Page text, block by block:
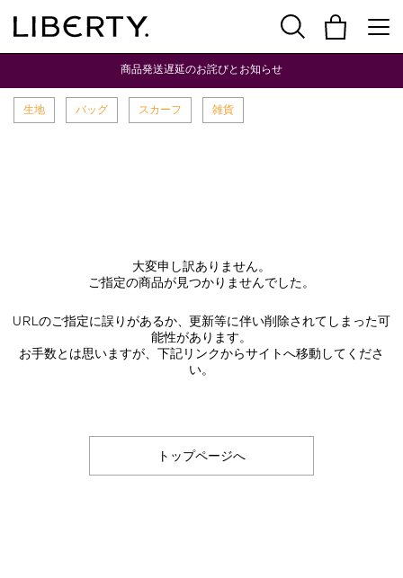
商品発送遅延のお詫びとお知らせ
生地 バッグ スカーフ 雑貨
大変申し訳ありません。
ご指定の商品が見つかりませんでした。
URLのご指定に誤りがあるか、更新等に伴い削除されてしまった可
能性があります。
お手数とは思いますが、下記リンクからサイトへ移動してくださ
い。
トップページへ